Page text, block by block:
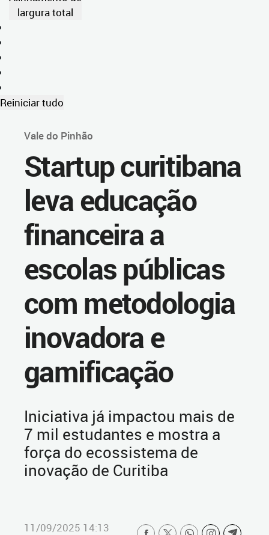
largura total
Reiniciar tudo
Vale do Pinhão
Startup curitibana
leva educação
financeira a
escolas públicas
com metodologia
inovadora e
gamificação
Iniciativa já impactou mais de
7 mil estudantes e mostra a
força do ecossistema de
inovação de Curitiba
11/09/2025 14:13